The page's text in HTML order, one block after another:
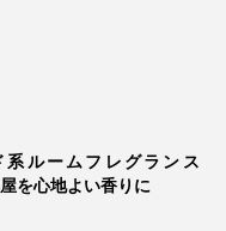
然な香り
奥深い香り
レンド
系ルームフレグランス
を心地よい香りに